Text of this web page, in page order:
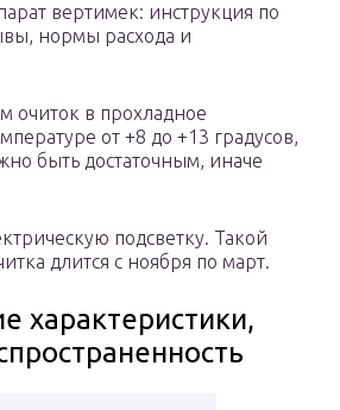
вертимек: инструкция по
нормы расхода и
очиток в прохладное
от +8 до +13 градусов,
быть достаточным, иначе
подсветку. Такой
длится с ноября по март.
характеристики,